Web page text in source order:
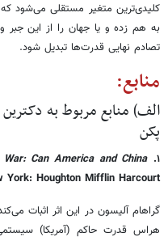
کلیدی‌ترین متغیر مستقلی می‌شود
به هم زده و یا جهان را از این جبر
تصادم نهایی قدرت‌ها تبدیل شود.
منابع:
الف) منابع مربوط به
پکن
۱. Allison, Graham. (۲۰۱۷). Can America and China
York: Houghton Mifflin Harcourt.
گراهام آلیسون در این اثر اثبات
هراس قدرت حاکم (آمریکا)